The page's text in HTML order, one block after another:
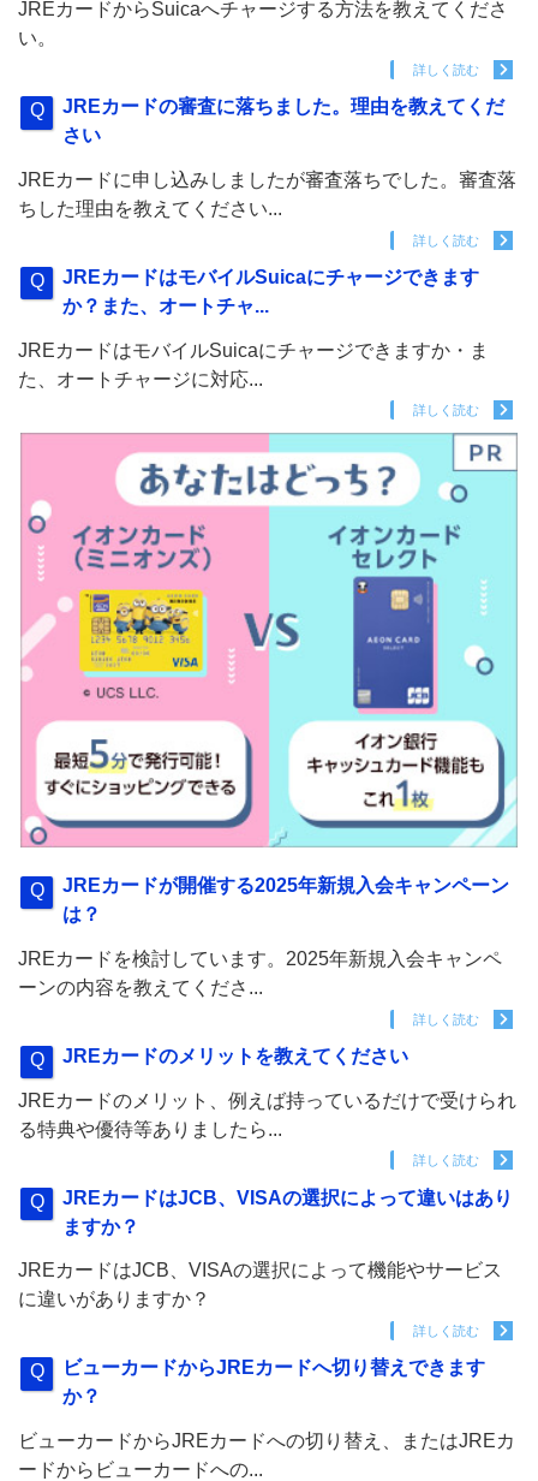
JREカードからSuicaへチャージする方法を教えてくださ
い。
詳しく読む
JREカードの審査に落ちました。理由を教えてくだ
さい
JREカードに申し込みしましたが審査落ちでした。審査落
ちした理由を教えてください...
詳しく読む
JREカードはモバイルSuicaにチャージできます
か？また、オートチャ...
JREカードはモバイルSuicaにチャージできますか・ま
た、オートチャージに対応...
詳しく読む
JREカードが開催する2025年新規入会キャンペーン
は？
JREカードを検討しています。2025年新規入会キャンペ
ーンの内容を教えてくださ...
詳しく読む
JREカードのメリットを教えてください
JREカードのメリット、例えば持っているだけで受けられ
る特典や優待等ありましたら...
詳しく読む
JREカードはJCB、VISAの選択によって違いはあり
ますか？
JREカードはJCB、VISAの選択によって機能やサービス
に違いがありますか？
詳しく読む
ビューカードからJREカードへ切り替えできます
か？
ビューカードからJREカードへの切り替え、またはJREカ
ードからビューカードへの...